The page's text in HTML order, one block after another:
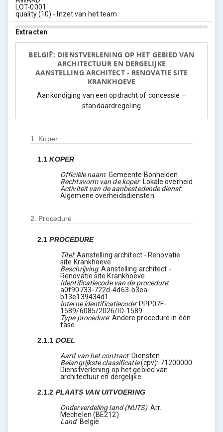
LOT-0001
quality (10) - Inzet van het team
Extracten
BELGIË: DIENSTVERLENING OP HET GEBIED VAN
ARCHITECTUUR EN DERGELIJKE
AANSTELLING ARCHITECT - RENOVATIE SITE
KRANKHOEVE
Aankondiging van een opdracht of concessie –
standaardregeling
1. Koper
1.1KOPER
Officiële naam: Gemeente Bonheiden
Rechtsvorm van de koper: Lokale overheid
Activiteit van de aanbestedende dienst:
Algemene overheidsdiensten
2. Procedure
2.1PROCEDURE
Titel: Aanstelling architect - Renovatie
site Krankhoeve
Beschrijving:Aanstelling architect -
Renovatie site Krankhoeve
Identificatiecode van de procedure:
a0f90733-722d-4d63-b3ea-
b13e139434d1
Interne identificatiecode: PPP07F-
1589/6085/2026/ID-1589
Type procedure: Andere procedure in één
fase
2.1.1 DOEL
Aard van het contract:Diensten
Belangrijkste classificatie (cpv): 71200000
Dienstverlening op het gebied van
architectuur en dergelijke
2.1.2 PLAATS VAN UITVOERING
Onderverdeling land (NUTS): Arr.
Mechelen (BE212)
Land: België